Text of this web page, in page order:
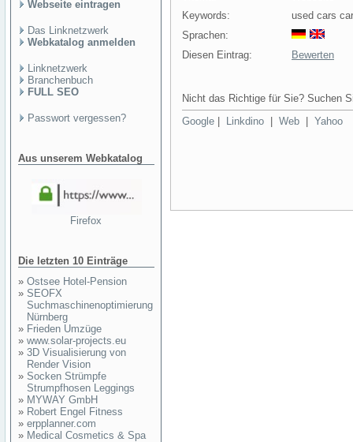
Webseite eintragen
Das Linknetzwerk
Webkatalog anmelden
Linknetzwerk
Branchenbuch
FULL SEO
Passwort vergessen?
Aus unserem Webkatalog
Firefox
Die letzten 10 Einträge
» Ostsee Hotel-Pension
» SEOFX
Suchmaschinenoptimierung
Nürnberg
» Frieden Umzüge
» www.solar-projects.eu
» 3D Visualisierung von
Render Vision
» Socken Strümpfe
Strumpfhosen Leggings
» MYWAY GmbH
» Robert Engel Fitness
» erpplanner.com
» Medical Cosmetics & Spa
Keywords:
used cars
Sprachen:
Diesen Eintrag:
Bewerten
Nicht das Richtige für Sie? Suchen
Google
Linkdino Web Yahoo